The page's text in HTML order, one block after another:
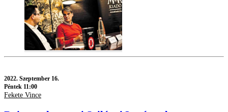
2022. Szeptember 16.
Péntek 11:00
Fekete Vince